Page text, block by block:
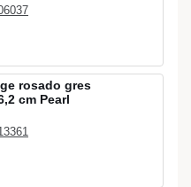
rosado gres
cm Pearl